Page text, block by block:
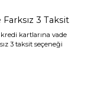
Farksız 3 Taksit
kartlarına vade
3 taksit seçeneği